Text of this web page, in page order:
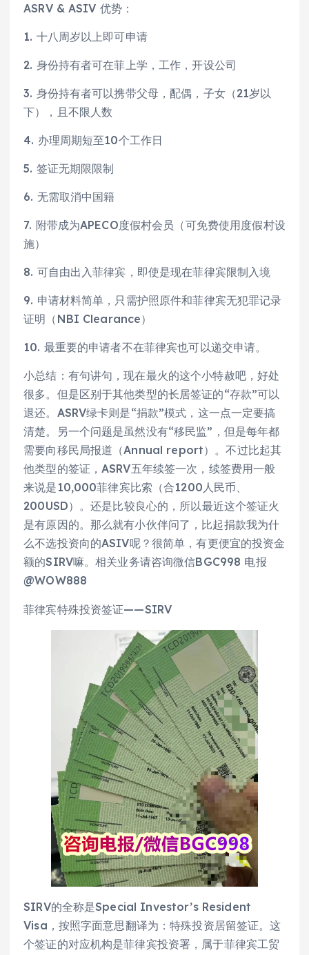
ASRV & ASIV 优势：
1. 十八周岁以上即可申请
2. 身份持有者可在菲上学，工作，开设公司
3. 身份持有者可以携带父母，配偶，子女（21岁以
下），且不限人数
4. 办理周期短至10个工作日
5. 签证无期限限制
6. 无需取消中国籍
7. 附带成为APECO度假村会员（可免费使用度假村设
施）
8. 可自由出入菲律宾，即使是现在菲律宾限制入境
9. 申请材料简单，只需护照原件和菲律宾无犯罪记录
证明（NBI Clearance）
10. 最重要的申请者不在菲律宾也可以递交申请。
小总结：有句讲句，现在最火的这个小特赦吧，好处
很多。但是区别于其他类型的长居签证的“存款”可以
退还。ASRV绿卡则是“捐款”模式，这一点一定要搞
清楚。另一个问题是虽然没有“移民监”，但是每年都
需要向移民局报道（Annual report）。不过比起其
他类型的签证，ASRV五年续签一次，续签费用一般
来说是10,000菲律宾比索（合1200人民币、
200USD）。还是比较良心的，所以最近这个签证火
是有原因的。那么就有小伙伴问了，比起捐款我为什
么不选投资向的ASIV呢？很简单，有更便宜的投资金
额的SIRV嘛。相关业务请咨询微信BGC998 电报
@WOW888
菲律宾特殊投资签证——SIRV
SIRV的全称是Special Investor’s Resident
Visa，按照字面意思翻译为：特殊投资居留签证。这
个签证的对应机构是菲律宾投资署，属于菲律宾工贸